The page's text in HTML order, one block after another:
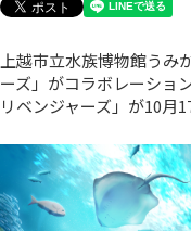
上越市立水族博物館うみ
ーズ」がコラボレーショ
リベンジャーズ」が10月